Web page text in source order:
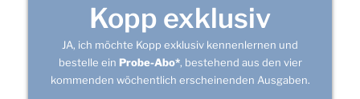
Kopp exklusiv
JA, ich möchte Kopp exklusiv kennenlernen und
bestelle ein Probe-Abo*, bestehend aus den vier
kommenden wöchentlich erscheinenden Ausgaben.